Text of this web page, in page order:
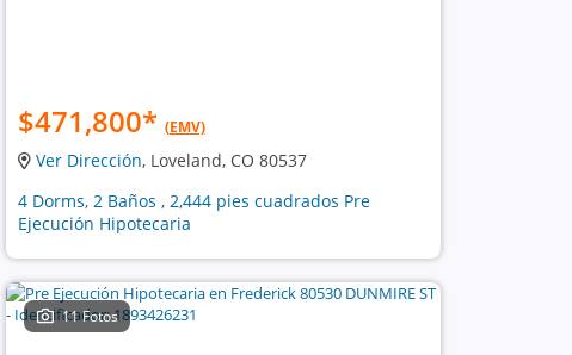
$471,800* (EMV)
Ver Dirección, Loveland, CO 80537
4 Dorms, 2 Baños , 2,444 pies cuadrados Pre
Ejecución Hipotecaria
11 Fotos